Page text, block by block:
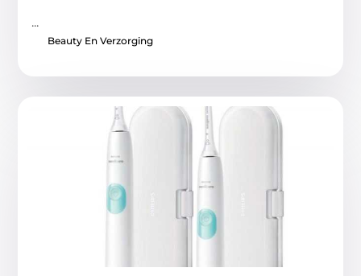
...
Beauty En Verzorging